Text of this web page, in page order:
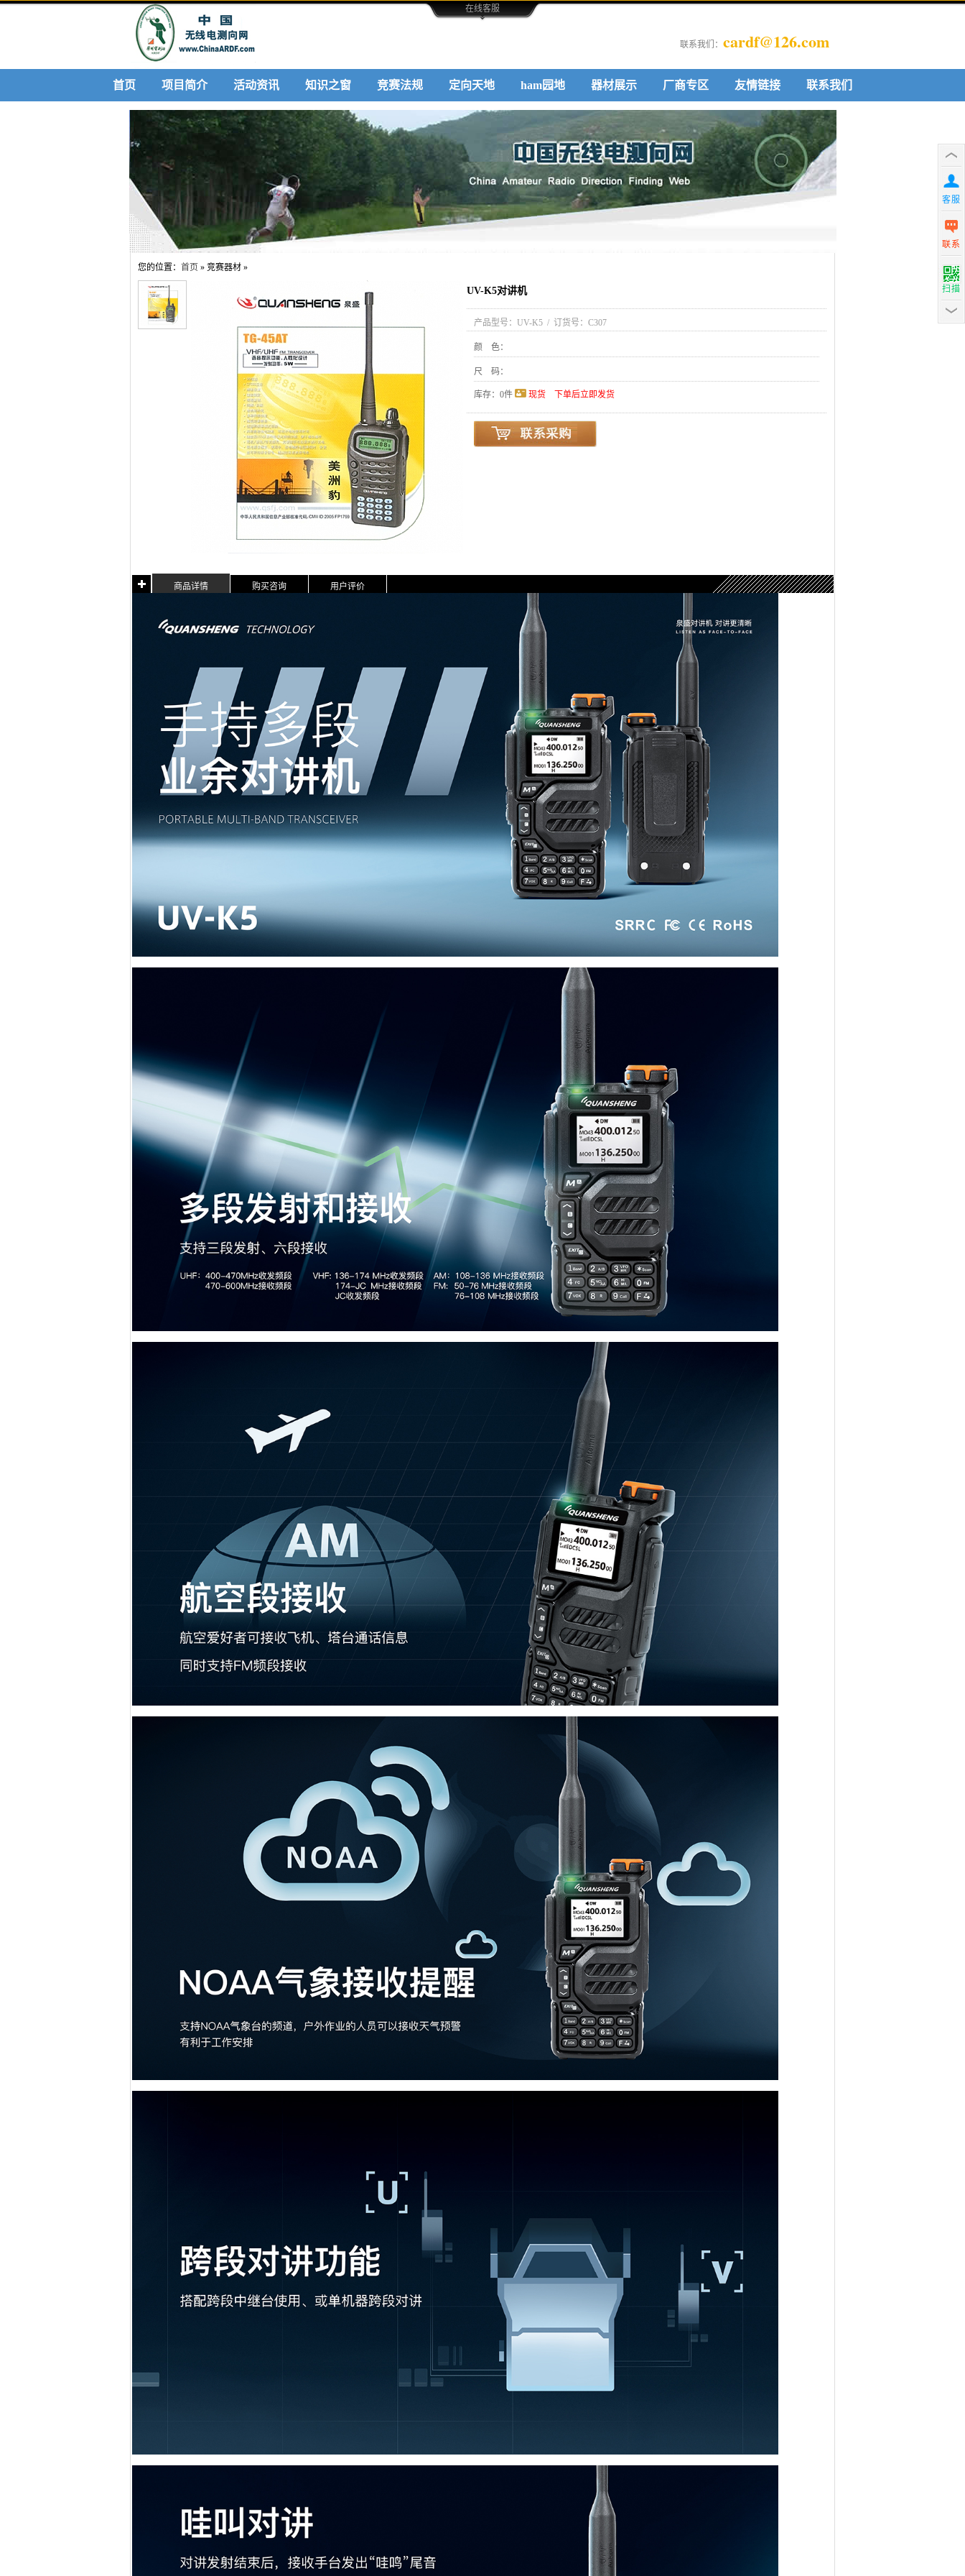
在线客服
联系我们： cardf@126.com
首页 项目简介 活动资讯 知识之窗 竞赛法规 定向天地 ham园地 器材展示 厂商专区 友情链接 联系我们
您的位置： 首页 » 竞赛器材 »
UV-K5对讲机
产品型号： UV-K5 / 订货号： C307
颜 色：
尺 码：
库存： 0件 现货 下单后立即发货
商品详情 购买咨询 用户评价
客服
联系
扫描